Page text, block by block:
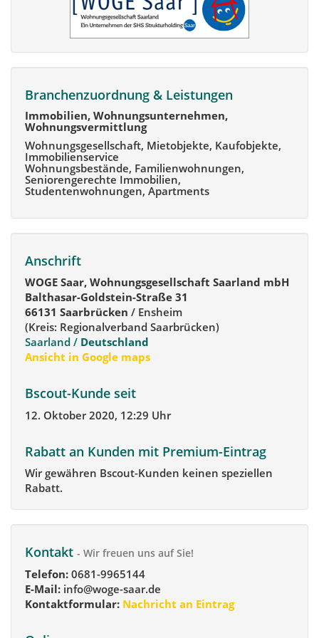
Branchenzuordnung & Leistungen
Immobilien, Wohnungsunternehmen,
Wohnungsvermittlung
Wohnungsgesellschaft, Mietobjekte, Kaufobjekte,
Immobilienservice
Wohnungsbestände, Familienwohnungen,
Seniorengerechte Immobilien,
Studentenwohnungen, Apartments
Anschrift
WOGE Saar, Wohnungsgesellschaft Saarland mbH
Balthasar-Goldstein-Straße 31
66131 Saarbrücken / Ensheim
(Kreis: Regionalverband Saarbrücken)
Saarland / Deutschland
Ansicht in Google maps
Bscout-Kunde seit
12. Oktober 2020, 12:29 Uhr
Rabatt an Kunden mit Premium-Eintrag
Wir gewähren Bscout-Kunden keinen speziellen
Rabatt.
Kontakt - Wir freuen uns auf Sie!
Telefon: 0681-9965144
E-Mail: info@woge-saar.de
Kontaktformular: Nachricht an Eintrag